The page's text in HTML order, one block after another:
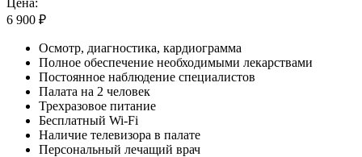
6 900 ₽
Осмотр, диагностика, кардиограмма
Полное обеспечение необходимыми лекарствами
Постоянное наблюдение специалистов
Палата на 2 человек
Трехразовое питание
Бесплатный Wi-Fi
Наличие телевизора в палате
Персональный лечащий врач